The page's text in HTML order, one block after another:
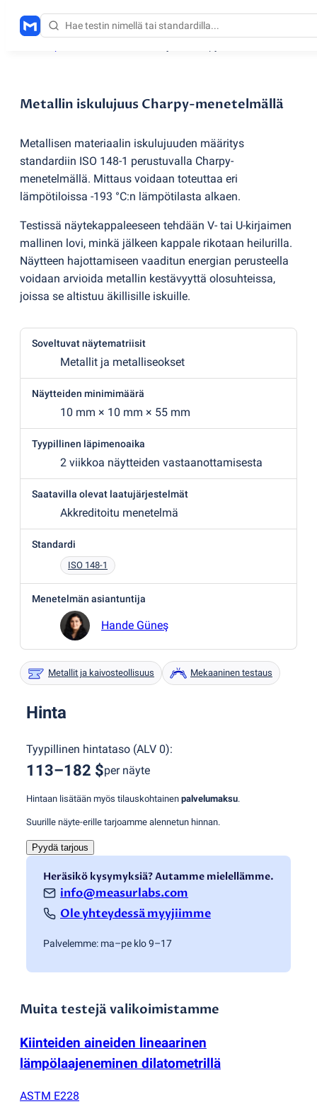
Metallin iskulujuus Charpy-menetelmällä
Metallisen materiaalin iskulujuuden määritys
standardiin ISO 148-1 perustuvalla Charpy-
menetelmällä. Mittaus voidaan toteuttaa eri
lämpötiloissa -193 °C:n lämpötilasta alkaen.
Testissä näytekappaleeseen tehdään V- tai U-kirjaimen
mallinen lovi, minkä jälkeen kappale rikotaan heilurilla.
Näytteen hajottamiseen vaaditun energian perusteella
voidaan arvioida metallin kestävyyttä olosuhteissa,
joissa se altistuu äkillisille iskuille.
Soveltuvat näytematriisit
Metallit ja metalliseokset
Näytteiden minimimäärä
10 mm × 10 mm × 55 mm
Tyypillinen läpimenoaika
2 viikkoa näytteiden vastaanottamisesta
Saatavilla olevat laatujärjestelmät
Akkreditoitu menetelmä
Standardi
ISO 148-1
Menetelmän asiantuntija
Hande Güneş
Metallit ja kaivosteollisuus Mekaaninen testaus
Hinta
Tyypillinen hintataso (ALV 0):
113–182 $per näyte
Hintaan lisätään myös tilauskohtainen palvelumaksu.
Suurille näyte-erille tarjoamme alennetun hinnan.
Pyydä tarjous
Heräsikö kysymyksiä? Autamme mielellämme.
info@measurlabs.com
Ole yhteydessä myyjiimme
Palvelemme: ma–pe klo 9–17
Muita testejä valikoimistamme
Kiinteiden aineiden lineaarinen
lämpölaajeneminen dilatometrillä
ASTM E228